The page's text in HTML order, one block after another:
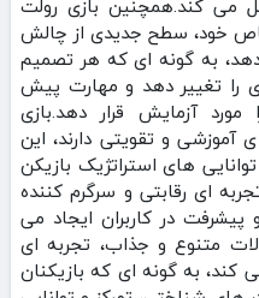
خود، سطح جدیدی از چالش
دهد، به گونه‌ ای که هر تصمیم
را تغییر دهد و مهارت پیش‌
آزمایش قرار دهد.بازی
آموزشی و تقویتی دارند، این
های استراتژیک بازیکن
ای رقابتی و سرگرم‌ کننده
در کاربران ایجاد می‌
متنوع و جذاب، تجربه‌ ای
کند، به گونه‌ ای که بازیکنان